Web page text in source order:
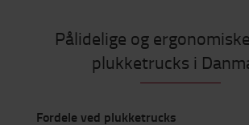
Pålidelige og
plukketrucks i
Fordele ved plukketrucks